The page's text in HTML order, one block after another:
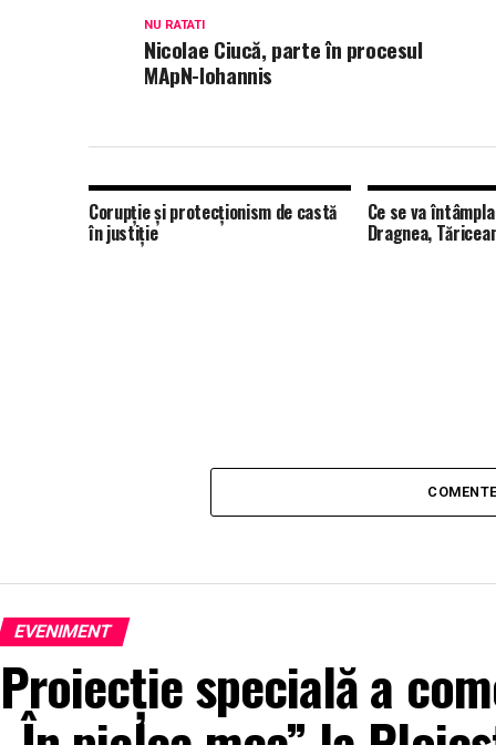
NU RATATI
Nicolae Ciucă, parte în procesul
MApN-Iohannis
Corupție și protecționism de castă
în justiție
Ce se va
Dragnea,
EVENIMENT
Proiecție specială a